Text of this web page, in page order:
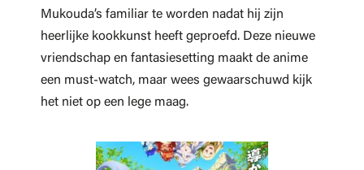
Mukouda’s familiar te worden nadat hij zijn
heerlijke kookkunst heeft geproefd. Deze nieuwe
vriendschap en fantasiesetting maakt de anime
een must-watch, maar wees gewaarschuwd kijk
het niet op een lege maag.